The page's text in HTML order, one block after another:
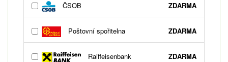
ČSOB ZDARMA
Poštovní spořitelna ZDARMA
Raiffeisenbank ZDARMA